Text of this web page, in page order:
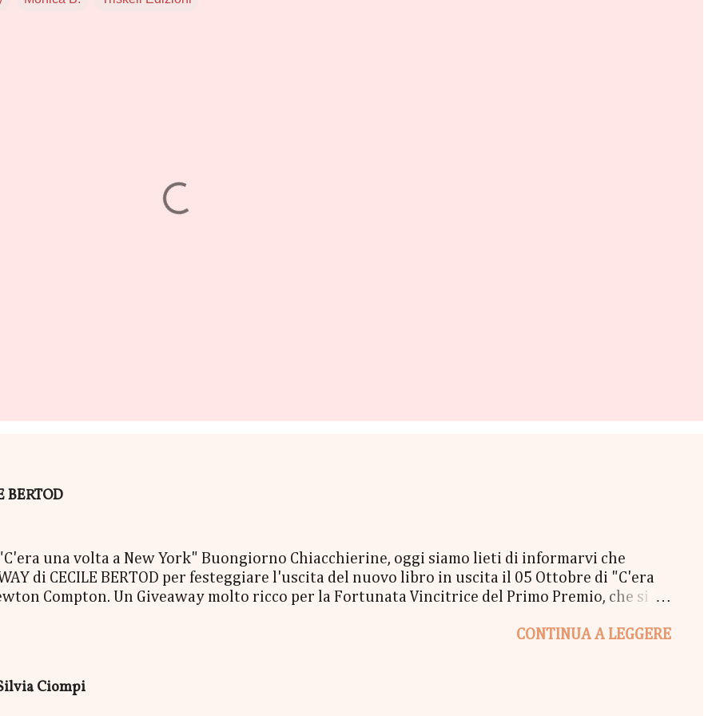
BERTOD
"C'era una volta a New York" Buongiorno Chiacchierine, oggi siamo lieti di informarvi che
di CECILE BERTOD per festeggiare l'uscita del nuovo libro in uscita il 05 Ottobre di "C'era
Compton. Un Giveaway molto ricco per la Fortunata Vincitrice del Primo Premio, che si
Mucchina Portachiavi - un Segnalibro - una Scatola di biscotti - un Messaggio in bottiglia
CONTINUA A LEGGERE
Ciompi